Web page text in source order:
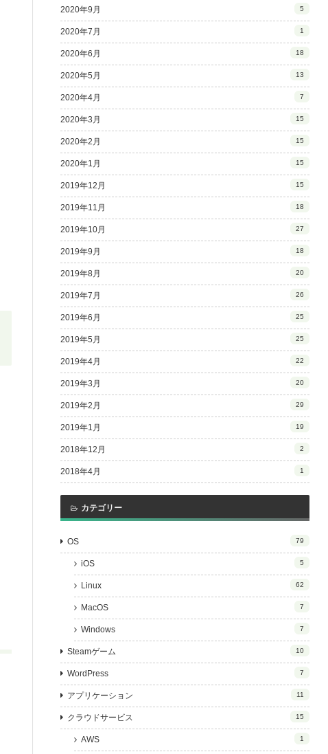
2020年9月 5
2020年7月 1
2020年6月 18
2020年5月 13
2020年4月 7
2020年3月 15
2020年2月 15
2020年1月 15
2019年12月 15
2019年11月 18
2019年10月 27
2019年9月 18
2019年8月 20
2019年7月 26
2019年6月 25
2019年5月 25
2019年4月 22
2019年3月 20
2019年2月 29
2019年1月 19
2018年12月 2
2018年4月 1
カテゴリー
OS 79
iOS 5
Linux 62
MacOS 7
Windows 7
Steamゲーム 10
WordPress 7
アプリケーション 11
クラウドサービス 15
AWS 1